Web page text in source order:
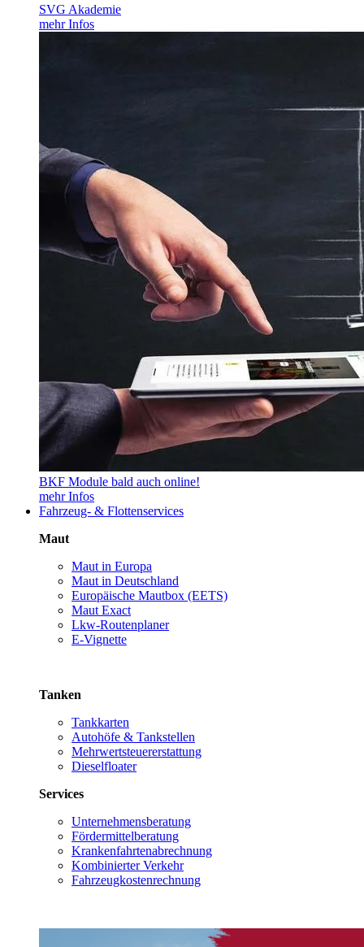
SVG Akademie
mehr Infos
BKF Module bald auch online!
mehr Infos
Fahrzeug- & Flottenservices
Maut
Maut in Europa
Maut in Deutschland
Europäische Mautbox (EETS)
Maut Exact
Lkw-Routenplaner
E-Vignette
Tanken
Tankkarten
Autohöfe & Tankstellen
Mehrwertsteuererstattung
Dieselfloater
Services
Unternehmensberatung
Fördermittelberatung
Krankenfahrtenabrechnung
Kombinierter Verkehr
Fahrzeugkostenrechnung